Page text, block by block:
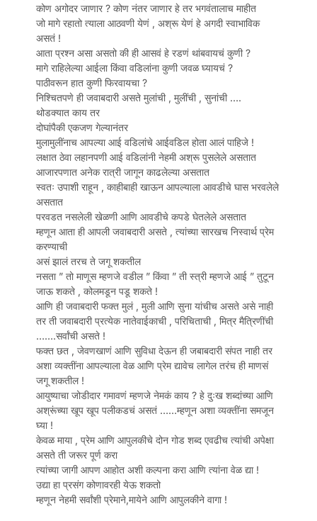
कोण अगोदर जाणार ? कोण नंतर जाणार हे तर भगवंतालाच माहीत
जो मागे रहातो त्याला आठवणी येणं , अश्रू येणं हे अगदी स्वाभाविक
असतं !
आता प्रश्न असा असतो की ही आसवं हे रडणं थांबवायचं कुणी ?
मागे राहिलेल्या आईला किंवा वडिलांना कुणी जवळ घ्यायचं ?
पाठीवरून हात कुणी फिरवायचा ?
निश्चितपणे ही जवाबदारी असते मुलांची , मुलींची , सुनांची ….
थोडक्यात काय तर
दोघांपैकी एकजण गेल्यानंतर
मुलामुलींनाच आपल्या आई वडिलांचे आईवडिल होता आलं पाहिजे !
लक्षात ठेवा लहानपणी आई वडिलांनी नेहमी अश्रू पुसलेले असतात
आजारपणात अनेक रात्री जागून काढलेल्या असतात
स्वतः उपाशी राहून , काहीबाही खाऊन आपल्याला आवडीचे घास भरवलेले
असतात
परवडत नसलेली खेळणी आणि आवडीचे कपडे घेतलेले असतात
म्हणून आता ही आपली जवाबदारी असते , त्यांच्या सारखच निस्वार्थ प्रेम
करण्याची
असं झालं तरच ते जगू शकतील
नसता ” तो माणूस म्हणजे वडील ” किंवा ” ती स्त्री म्हणजे आई ” तुटून
जाऊ शकते , कोलमडून पडू शकते !
आणि ही जवाबदारी फक्त मुलं , मुली आणि सुना यांचीच असते असे नाही
तर ती जवाबदारी प्रत्येक नातेवाईकाची , परिचिताची , मित्र मैत्रिणींची
…….सर्वांची असते !
फक्त छत , जेवणखाणं आणि सुविधा देऊन ही जबाबदारी संपत नाही तर
अशा व्यक्तींना आपल्याला वेळ आणि प्रेम द्यावेच लागेल तरंच ही माणसं
जगू शकतील !
आयुष्याचा जोडीदार गमावणं म्हणजे नेमकं काय ? हे दुःख शब्दांच्या आणि
अश्रूंच्या खूप खूप पलीकडचं असतं ……म्हणून अशा व्यक्तींना समजून
घ्या !
केवळ माया , प्रेम आणि आपुलकीचे दोन गोड शब्द एवढीच त्यांची अपेक्षा
असते ती जरूर पूर्ण करा
त्यांच्या जागी आपण आहोत अशी कल्पना करा आणि त्यांना वेळ द्या !
उद्या हा प्रसंग कोणावरही येऊ शकतो
म्हणून नेहमी सर्वांशी प्रेमाने,मायेने आणि आपुलकीने वागा !